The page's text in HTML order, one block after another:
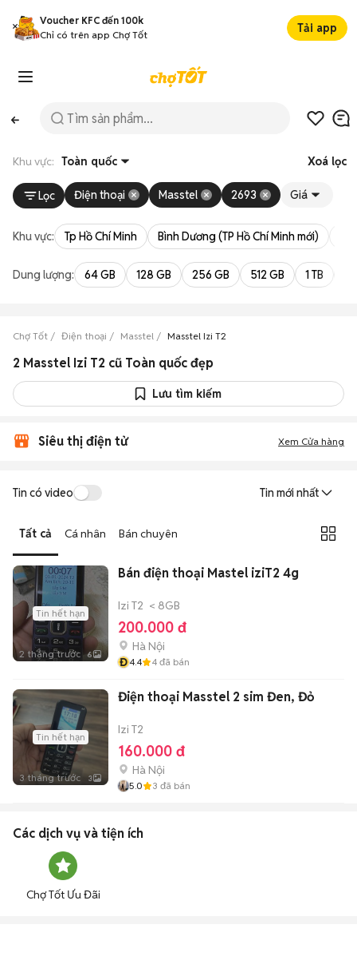
Voucher KFC đến 100k
Chỉ có trên app Chợ Tốt
Tải app
Khu vực: Toàn quốc Xoá lọc
Lọc Điện thoại Masstel 2693 Giá
Khu vực: Tp Hồ Chí Minh Bình Dương (TP Hồ Chí Minh mới)
Dung lượng: 64 GB 128 GB 256 GB 512 GB 1 TB
Chợ Tốt Điện thoại Masstel Masstel Izi T2
2 Masstel Izi T2 cũ Toàn quốc đẹp
Lưu tìm kiếm
Siêu thị điện tử Xem Cửa hàng
Tin có video Tin mới nhất
Tất cả Cá nhân Bán chuyên
Tin hết hạn
2 tháng trước 6
Bán điện thoại Mastel iziT2 4g
Izi T2 < 8GB
200.000 đ
Hà Nội
Đ4.4 4 đã bán
Tin hết hạn
3 tháng trước 3
Điện thoại Masstel 2 sim Đen, Đỏ
Izi T2
160.000 đ
Hà Nội
5.0 3 đã bán
Các dịch vụ và tiện ích
Chợ Tốt Ưu Đãi